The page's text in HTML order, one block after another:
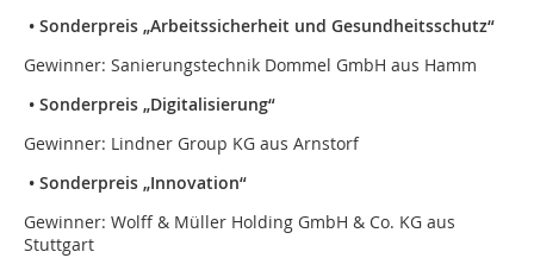
• Sonderpreis „Arbeitssicherheit und Gesundheitsschutz“
Gewinner: Sanierungstechnik Dommel GmbH aus Hamm
• Sonderpreis „Digitalisierung“
Gewinner: Lindner Group KG aus Arnstorf
• Sonderpreis „Innovation“
Gewinner: Wolff & Müller Holding GmbH & Co. KG aus
Stuttgart